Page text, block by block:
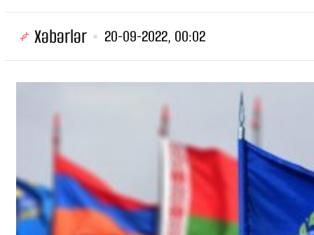
Xəbərlər 20-09-2022, 00:02